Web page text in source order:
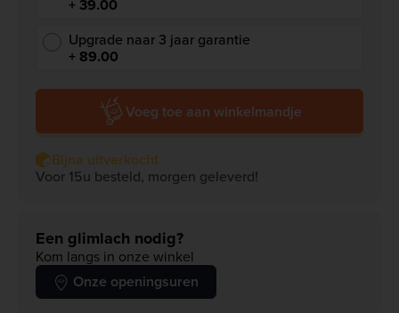
+ 39.00
Upgrade naar 3 jaar garantie
+ 89.00
Voeg toe aan winkelmandje
Bijna uitverkocht
Voor 15u besteld, morgen geleverd!
Een glimlach nodig?
Kom langs in onze winkel
Onze openingsuren